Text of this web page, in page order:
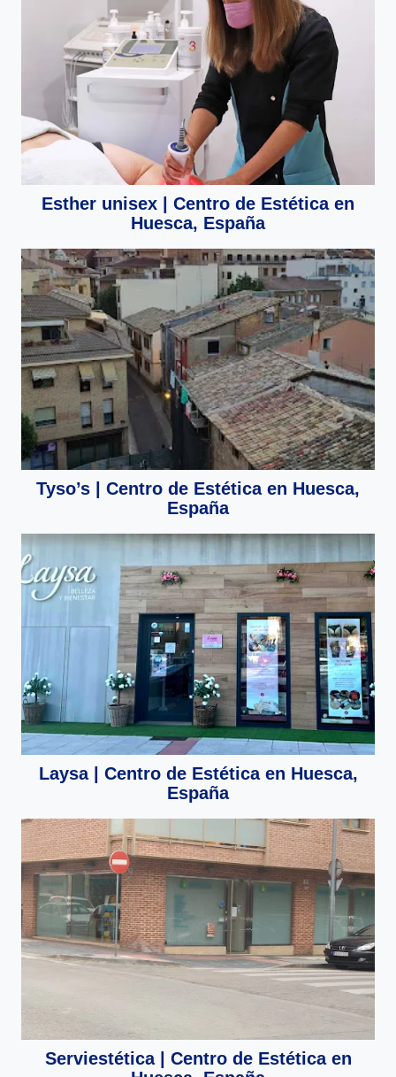
Esther unisex | Centro de Estética en
Huesca, España
Tyso’s | Centro de Estética en Huesca,
España
Laysa | Centro de Estética en Huesca,
España
Serviestética | Centro de Estética en